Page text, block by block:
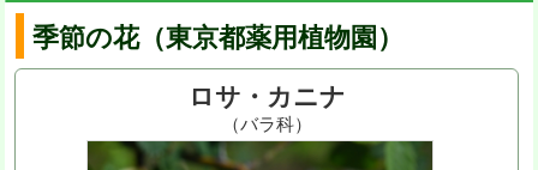
季節の花（東京都薬用植物園）
ロサ・カニナ
（バラ科）